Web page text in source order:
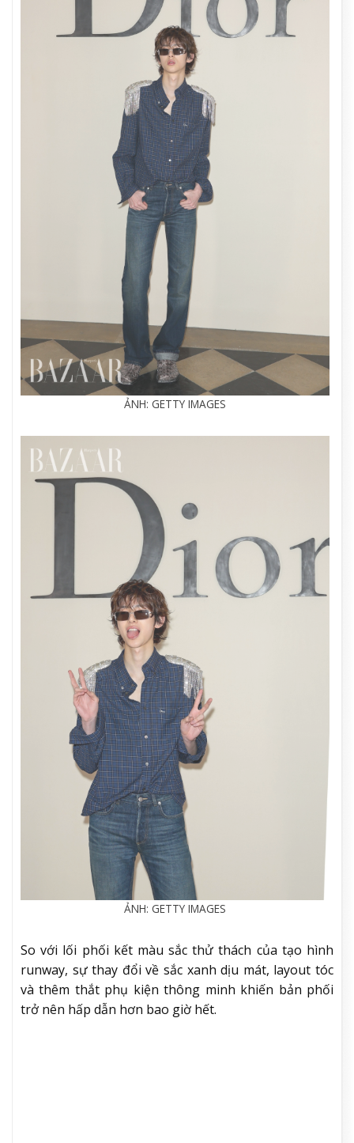
ẢNH: GETTY IMAGES
ẢNH: GETTY IMAGES
So với lối phối kết màu sắc thử thách của tạo hình
runway, sự thay đổi về sắc xanh dịu mát, layout tóc
và thêm thắt phụ kiện thông minh khiến bản phối
trở nên hấp dẫn hơn bao giờ hết.